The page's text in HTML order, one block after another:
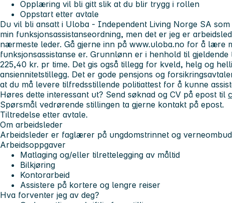
Opplæring vil bli gitt slik at du blir trygg i rollen
Oppstart etter avtale
Du vil bli ansatt i Uloba - Independent Living Norge SA
min funksjonsassistanseordning, men det er jeg er
nærmeste leder. Gå gjerne inn på www.uloba.no for å lære
funksjonsassistanse er. Grunnlønn er i henhold til
225,40 kr. pr time. Det gis også tillegg for kveld, helg og
ansiennitetstillegg. Det er gode pensjons og
at du må levere tilfredsstillende politiattest for å kunne
Høres dette interessant ut? Send søknad og CV på epost til
Spørsmål vedrørende stillingen ta gjerne kontakt på epost.
Tiltredelse etter avtale.
Om arbeidsleder
Arbeidsleder er faglærer på ungdomstrinnet og
Arbeidsoppgaver
Matlaging og/eller tilrettelegging av måltid
Bilkjøring
Kontorarbeid
Assistere på kortere og lengre reiser
Hva forventer jeg av deg?